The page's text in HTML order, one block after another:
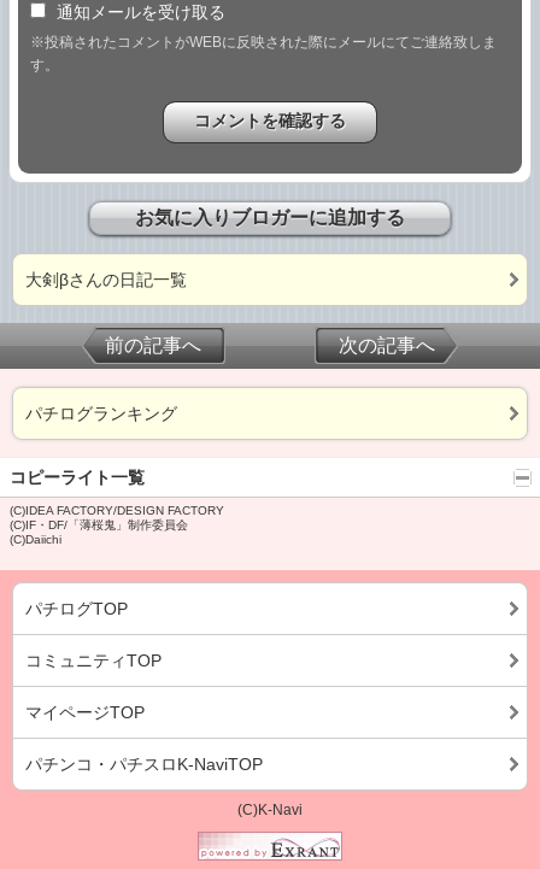
通知メールを受け取る
※投稿されたコメントがWEBに反映された際にメールにてご連絡致しま
す。
お気に入りブロガーに追加する
大剣βさんの日記一覧
前の記事へ 次の記事へ
パチログランキング
コピーライト一覧
(C)IDEA FACTORY/DESIGN FACTORY
(C)IF・DF/「薄桜鬼」制作委員会
(C)Daiichi
パチログTOP
コミュニティTOP
マイページTOP
パチンコ・パチスロK-NaviTOP
(C)K-Navi